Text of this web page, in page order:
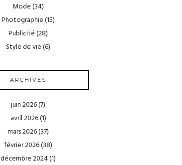
Mode(34)
Photographie(15)
Publicité(28)
Style de vie(6)
ARCHIVES
juin 2026(7)
avril 2026(1)
mars 2026(37)
février 2026(38)
décembre 2024(1)